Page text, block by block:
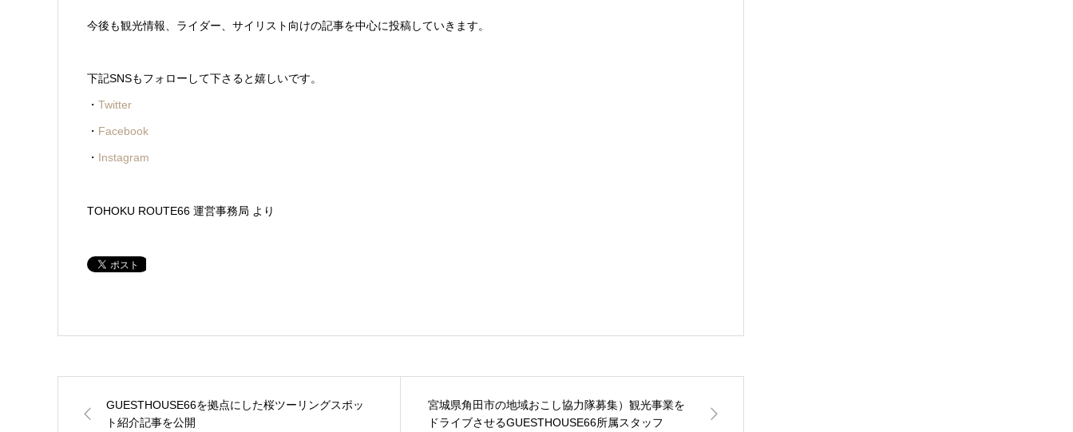
今後も観光情報、ライダー、サイリスト向けの記事を中心に投稿していきます。
下記SNSもフォローして下さると嬉しいです。
・ Twitter
・ Facebook
・ Instagram
TOHOKU ROUTE66 運営事務局 より
GUESTHOUSE66を拠点にした桜ツーリングスポッ
ト紹介記事を公開
宮城県角田市の地域おこし協力隊募集）観光事業を
ドライブさせるGUESTHOUSE66所属スタッフ